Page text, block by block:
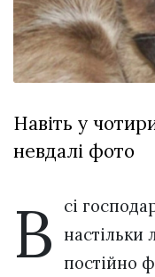
XIX
VolWe...
29 Липня
571
Всі розділи
Персона
Лайф
ZONE 18+
Контакти
Навіть у
невдалі фото
В
сі
настільки
постійно